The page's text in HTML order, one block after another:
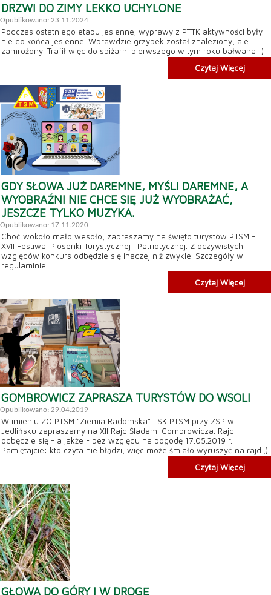
DRZWI DO ZIMY LEKKO UCHYLONE
Opublikowano: 23.11.2024
Podczas ostatniego etapu jesiennej wyprawy z PTTK aktywności były
nie do końca jesienne. Wprawdzie grzybek został znaleziony, ale
zamrożony. Trafił więc do spiżarni pierwszego w tym roku bałwana :)
Czytaj Więcej
GDY SŁOWA JUŻ DAREMNE, MYŚLI DAREMNE, A
WYOBRAŹNI NIE CHCE SIĘ JUŻ WYOBRAŻAĆ,
JESZCZE TYLKO MUZYKA.
Opublikowano: 17.11.2020
Choć wokoło mało wesoło, zapraszamy na święto turystów PTSM -
XVII Festiwal Piosenki Turystycznej i Patriotycznej. Z oczywistych
względów konkurs odbędzie się inaczej niż zwykle. Szczegóły w
regulaminie.
Czytaj Więcej
GOMBROWICZ ZAPRASZA TURYSTÓW DO WSOLI
Opublikowano: 29.04.2019
W imieniu ZO PTSM "Ziemia Radomska" i SK PTSM przy ZSP w
Jedlińsku zapraszamy na XII Rajd Śladami Gombrowicza. Rajd
odbędzie się - a jakże - bez względu na pogodę 17.05.2019 r.
Pamiętajcie: kto czyta nie błądzi, więc może śmiało wyruszyć na rajd ;)
Czytaj Więcej
GŁOWA DO GÓRY I W DROGĘ